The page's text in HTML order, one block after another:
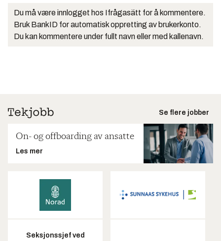
Du må være innlogget hos Ifrågasätt for å kommentere.
Bruk BankID for automatisk oppretting av brukerkonto.
Du kan kommentere under fullt navn eller med kallenavn.
Se flere jobber
On- og offboarding av ansatte
Les mer
Seksjonssjef ved